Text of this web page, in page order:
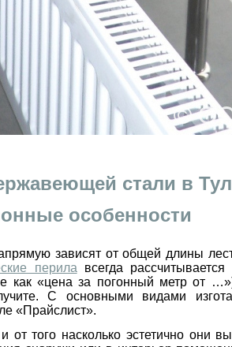
стали в
особенности
зависят от общей длины
перила всегда
как «цена за погонный метр от
С основными видами
«Прайслист».
того насколько эстетично они